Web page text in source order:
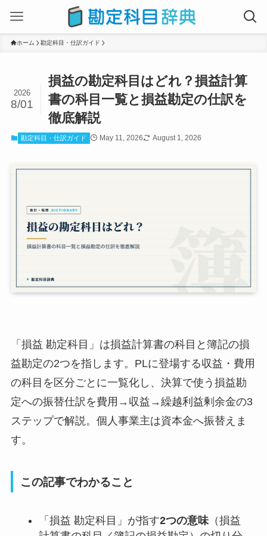
ホーム 勘定科目・仕訳ガイド
損益の勘定科目はどれ？損益計算
書の科目一覧と損益勘定の仕訳を
徹底解説
2026
8/01
勘定科目・仕訳ガイド May 11, 2026 August 1, 2026
「損益 勘定科目」は損益計算書の科目と簿記の損
益勘定の2つを指します。PLに登場する収益・費用
の科目を区分ごとに一覧化し、決算で使う損益勘
定への振替仕訳を費用→収益→繰越利益剰余金の3
ステップで解説。個人事業主は資本金へ振替えま
す。
この記事でわかること
「損益 勘定科目」が指す2つの意味（損益